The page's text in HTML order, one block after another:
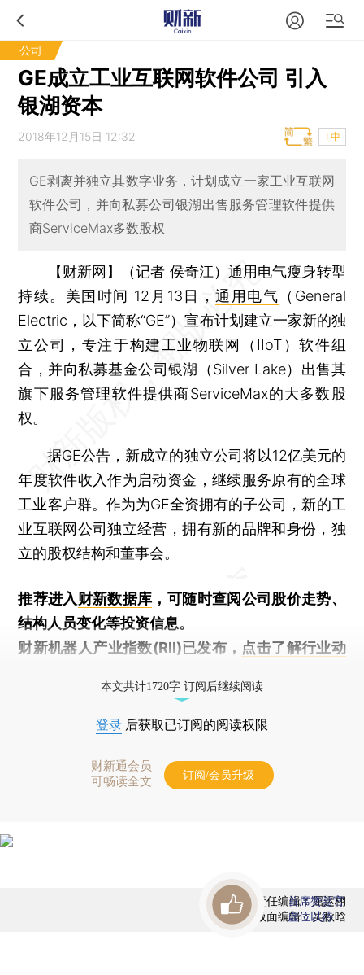
公司
GE成立工业互联网软件公司 引入
银湖资本
2018年12月15日 12:32 T中
GE剥离并独立其数字业务，计划成立一家工业互联网
软件公司，并向私募公司银湖出售服务管理软件提供
商ServiceMax多数股权
【财新网】（记者 侯奇江） 通用电气瘦身转型
持续。美国时间 12月13日，通用电气 （General
Electric，以下简称“GE”）宣布计划建立一家新的独
立公司，专注于构建工业物联网（IIoT）软件组
合，并向私募基金公司银湖（Silver Lake）出售其
旗下服务管理软件提供商ServiceMax的大多数股
权。
据GE公告，新成立的独立公司将以12亿美元的
年度软件收入作为启动资金，继续服务原有的全球
工业客户群。作为为GE全资拥有的子公司，新的工
业互联网公司独立经营，拥有新的品牌和身份，独
立的股权结构和董事会。
推荐进入财新数据库 ，可随时查阅公司股价走势、
结构人员变化等投资信息。
财新机器人产业指数(RII)已发布， 点击了解行业动
本文共计1720字 订阅后继续阅读
登录 后获取已订阅的阅读权限
财新通会员
可畅读全文
订阅/会员升级
责任编辑：屈运栩
版面编辑：吴秋晗
首席赞赏官
虚位以待